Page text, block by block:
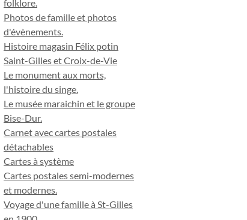
folklore.
Photos de famille et photos
d'évènements.
Histoire magasin Félix potin
Saint-Gilles et Croix-de-Vie
Le monument aux morts,
l'histoire du singe.
Le musée maraichin et le groupe
Bise-Dur.
Carnet avec cartes postales
détachables
Cartes à système
Cartes postales semi-modernes
et modernes.
Voyage d'une famille à St-Gilles